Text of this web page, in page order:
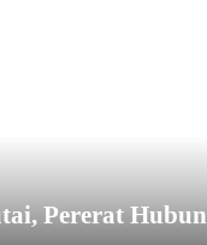
Pererat